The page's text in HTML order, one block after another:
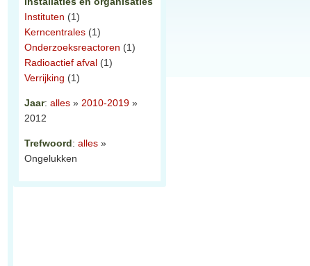
Instituten (1)
Kerncentrales (1)
Onderzoeksreactoren (1)
Radioactief afval (1)
Verrijking (1)
Jaar: alles » 2010-2019 »
2012
Trefwoord: alles »
Ongelukken